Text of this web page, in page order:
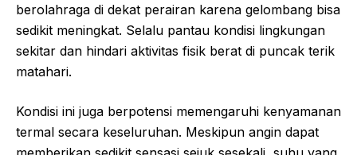
berolahraga di dekat perairan karena gelombang bisa
sedikit meningkat. Selalu pantau kondisi lingkungan
sekitar dan hindari aktivitas fisik berat di puncak terik
matahari.
Kondisi ini juga berpotensi memengaruhi kenyamanan
termal secara keseluruhan. Meskipun angin dapat